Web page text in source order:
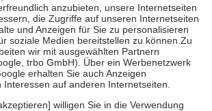
Mitglieder Zuzahlungen in Höhe von zehn
mindestens jedochfünf Euround
Es sind jedoch nie mehr als die tatsächlichen
zu entrichten.
grundsätzlich auch für Online-Apotheken.
Krankenpflege beträgt die
der Kosten sowie zehn Euro je